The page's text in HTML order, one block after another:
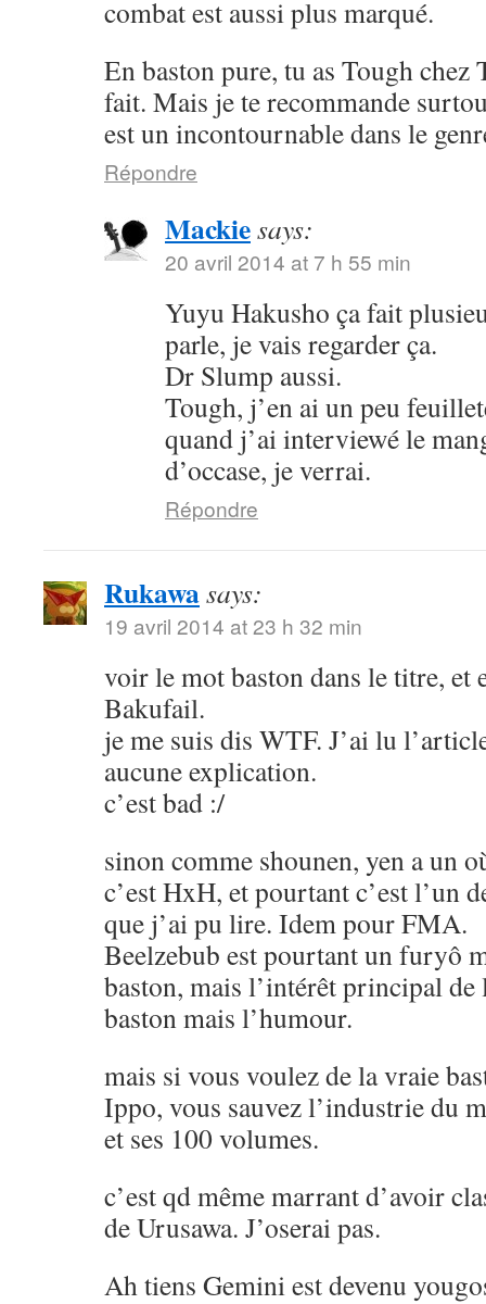
combat est aussi plus marqué.
En baston pure, tu as Tough chez
fait. Mais je te recommande
est un incontournable dans le
Répondre
Mackiesays:
20 avril 2014 at 7 h 55 min
Yuyu Hakusho ça fait
parle, je vais regarder ça.
Dr Slump aussi.
Tough, j’en ai un peu
quand j’ai interviewé le
d’occase, je verrai.
Répondre
Rukawasays:
19 avril 2014 at 23 h 32 min
voir le mot baston dans le titre, et
Bakufail.
je me suis dis WTF. J’ai lu
aucune explication.
c’est bad :/
sinon comme shounen, yen a un
c’est HxH, et pourtant c’est l’un
que j’ai pu lire. Idem pour FMA.
Beelzebub est pourtant un furyô
baston, mais l’intérêt principal de
baston mais l’humour.
mais si vous voulez de la vraie
Ippo, vous sauvez l’industrie du
et ses 100 volumes.
c’est qd même marrant d’avoir
de Urusawa. J’oserai pas.
Ah tiens Gemini est devenu